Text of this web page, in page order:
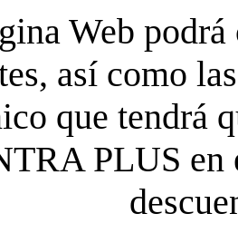
Web
así como
que tendrá
PLUS en